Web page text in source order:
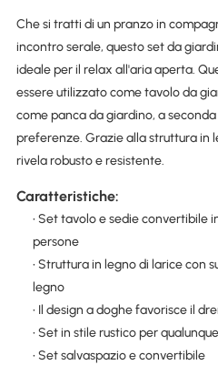
Che si tratti di un pranzo in
incontro serale, questo set da
ideale per il relax all'aria aperta.
essere utilizzato come tavolo da
come panca da giardino, a
preferenze. Grazie alla struttura in
rivela robusto e resistente.
Caratteristiche:
• Set tavolo e sedie convertibile
persone
• Struttura in legno di larice con
legno
• Il design a doghe favorisce il
• Set in stile rustico per
• Set salvaspazio e convertibile